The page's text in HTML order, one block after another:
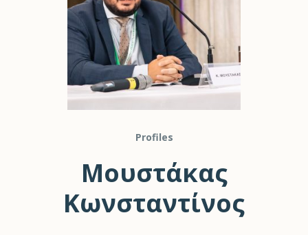
Profiles
Μουστάκας
Κωνσταντίνος